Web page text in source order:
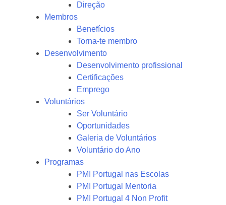
Direção
Membros
Benefícios
Torna-te membro
Desenvolvimento
Desenvolvimento profissional
Certificações
Emprego
Voluntários
Ser Voluntário
Oportunidades
Galeria de Voluntários
Voluntário do Ano
Programas
PMI Portugal nas Escolas
PMI Portugal Mentoria
PMI Portugal 4 Non Profit